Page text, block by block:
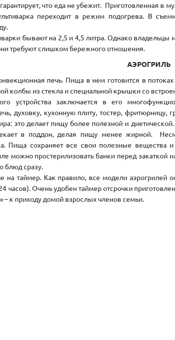
что еда не убежит. Приготовленная в
переходит в режим подогрева. В
бывают на 2,5 и 4,5 литра. Однако владельцы
требуют слишком бережного отношения.
АЭРОГРИЛЬ
печь. Пища в нем готовится в
колбы из стекла и специальной крышки со
устройства заключается в его
духовку, кухонную плиту, тостер, фритюрницу,
это делает пищу более полезной и
в поддон, делая пищу менее жирной.
Пища сохраняет все свои полезные вещества
можно простерилизовать банки перед
блюд сразу.
на таймер. Как правило, все модели
часов). Очень удобен таймер отсрочки
к приходу домой взрослых членов семьи.